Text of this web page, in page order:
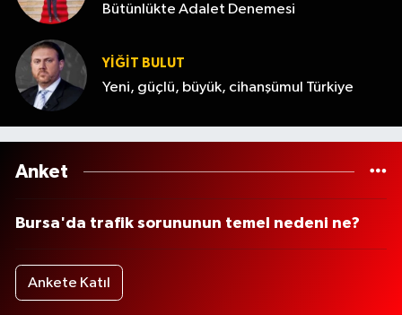
Bütünlükte Adalet Denemesi
YİĞİT BULUT
Yeni, güçlü, büyük, cihanşümul Türkiye
Anket
Bursa'da trafik sorununun temel nedeni ne?
Ankete Katıl